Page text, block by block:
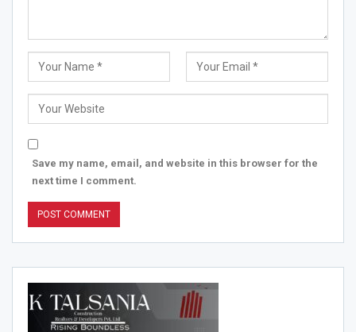
Save my name, email, and website in this browser for the
next time I comment.